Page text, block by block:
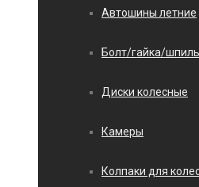
Автошины летние
Болт/гайка/
Диски колесные
Камеры
Колпаки для